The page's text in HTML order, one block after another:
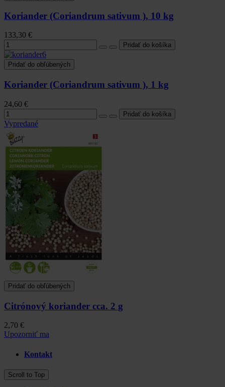
Koriander (Coriandrum sativum ), 10 kg
133,30 €
Pridať do obľúbených
Koriander (Coriandrum sativum ), 1 kg
24,60 €
Vypredané
Pridať do obľúbených
Citrónový koriander cca. 2 g
2,70 €
Upozorniť ma
Kontakt
Scroll to Top